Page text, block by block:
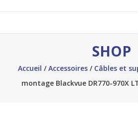
Dashcams
SHOP
Accueil /Accessoires/ Câbles et
montage Blackvue DR770-970X